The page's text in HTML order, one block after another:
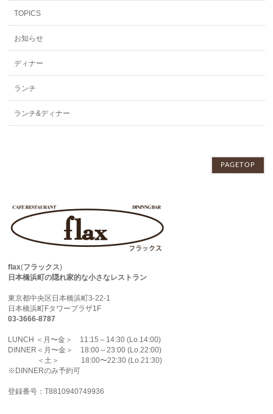
TOPICS
お知らせ
ディナー
ランチ
ランチ&ディナー
PAGETOP
flax(フラックス)
日本橋浜町の隠れ家的な小さなレストラン
東京都中央区日本橋浜町3-22-1
日本橋浜町Fタワープラザ1F
03-3666-8787
LUNCH ＜月〜金＞ 11:15～14:30 (Lo.14:00)
DINNER＜月〜金＞ 18:00～23:00 (Lo.22:00)
＜土＞ 18:00〜22:30 (Lo.21:30)
※DINNERのみ予約可
登録番号：T8810940749936